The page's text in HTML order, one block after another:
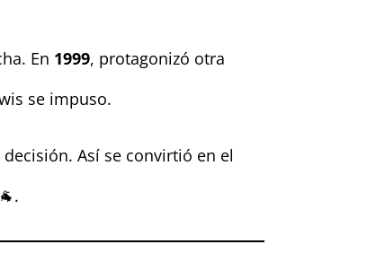
En 1999, protagonizó otra
se impuso.
Así se convirtió en el
🐐.